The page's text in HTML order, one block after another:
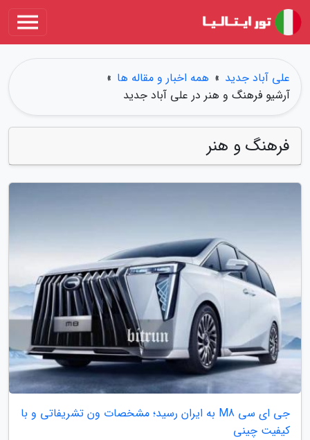
علی آباد جدید » همه اخبار و مقاله ها »
آرشیو فرهنگ و هنر در علی آباد جدید
فرهنگ و هنر
جی ای سی M8 به ایران رسید؛ مشخصات ون تشریفاتی و با
کیفیت چینی